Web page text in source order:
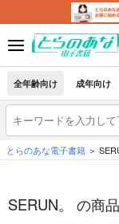
全年齢向け 成年向け
とらのあな電子書籍
SERUN。 の商